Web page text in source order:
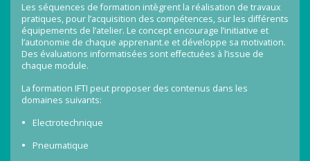
Les séquences de formation intègrent la réalisation de travaux
pratiques, pour l’acquisition des compétences, sur les différents
équipements de l’atelier. Le concept encourage l’initiative et
l’autonomie de chaque apprenant.e et développe sa motivation.
Des évaluations informatisées sont effectuées à l’issue de
chaque module.
La formation IFTI peut proposer des contenus dans les
domaines suivants:
Electrotechnique
Pneumatique